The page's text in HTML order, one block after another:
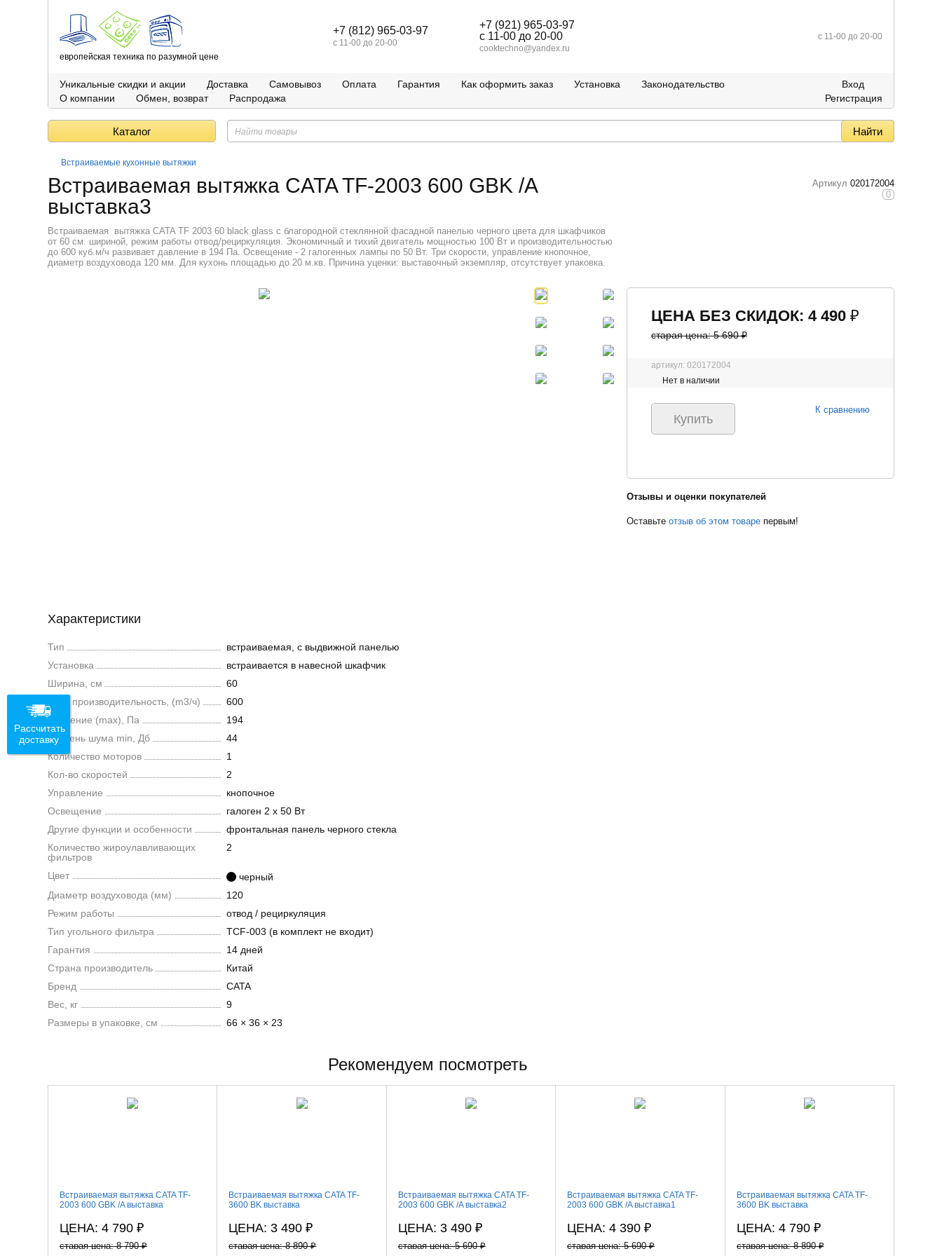
европейская техника по разумной цене
+7 (812) 965-03-97
c 11-00 до 20-00
+7 (921) 965-03-97
c 11-00 до 20-00
cooktechno@yandex.ru
c 11-00 до 20-00
Уникальные скидки и акции Доставка Самовывоз Оплата Гарантия Как оформить заказ Установка
Законодательство
О компании
Обмен, возврат Распродажа
Вход
Регистрация
Каталог
Встраиваемые кухонные вытяжки
Встраиваемая вытяжка CATA TF-2003 600 GBK /A
выставка3
Встраиваемая вытяжка CATA TF 2003 60 black glass с благородной стеклянной фасадной панелью черного цвета для шкафчиков
от 60 см. шириной, режим работы отвод/рециркуляция. Экономичный и тихий двигатель мощностью 100 Вт и производительностью
до 600 куб.м/ч развивает давление в 194 Па. Освещение - 2 галогенных лампы по 50 Вт. Три скорости, управление кнопочное,
диаметр воздуховода 120 мм. Для кухонь площадью до 20 м.кв. Причина уценки: выставочный экземпляр, отсутствует упаковка.
Артикул 020172004
0
Характеристики
Тип
встраиваемая, с выдвижной панелью
Установка
встраивается в навесной шкафчик
Ширина, см
60
Max. производительность, (m3/ч)
600
Давление (max), Па
194
Уровень шума min, Дб
44
Количество моторов
1
Кол-во скоростей
2
Управление
кнопочное
Освещение
галоген 2 х 50 Вт
Другие функции и особенности
фронтальная панель черного стекла
Количество жироулавливающих
фильтров
2
Цвет
черный
Диаметр воздуховода (мм)
120
Режим работы
отвод / рециркуляция
Тип угольного фильтра
TCF-003 (в комплект не входит)
Гарантия
14 дней
Страна производитель
Китай
Бренд
CATA
Вес, кг
9
Размеры в упаковке, см
66 × 36 × 23
ЦЕНА БЕЗ СКИДОК: 4 490 ₽
старая цена: 5 690₽
артикул: 020172004
Нет в наличии
К сравнению
Отзывы и оценки покупателей
Оставьте отзыв об этом товаре первым!
Рекомендуем посмотреть
Встраиваемая вытяжка CATA TF-
2003 600 GBK /A выставка
ЦЕНА: 4 790 ₽
старая цена: 8 790₽
Встраиваемая вытяжка CATA TF-
3600 BK выставка
ЦЕНА: 3 490₽
старая цена: 8 890₽
Встраиваемая вытяжка CATA TF-
2003 600 GBK /A выставка2
ЦЕНА: 3 490 ₽
старая цена: 5 690₽
Встраиваемая вытяжка CATA TF-
2003 600 GBK /A выставка1
ЦЕНА: 4 390₽
старая цена: 5 690₽
Встраиваемая вытяжка CATA TF-
3600 BK выставка
ЦЕНА: 4 790 ₽
старая цена: 8 890₽
Рассчитать
доставку